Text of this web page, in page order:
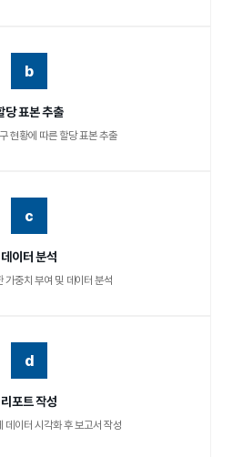
b
당 표본 추출
현황에 따른 할당 표본 추출
c
데이터 분석
가중치 부여 및 데이터 분석
d
리포트 작성
데이터 시각화 후 보고서 작성